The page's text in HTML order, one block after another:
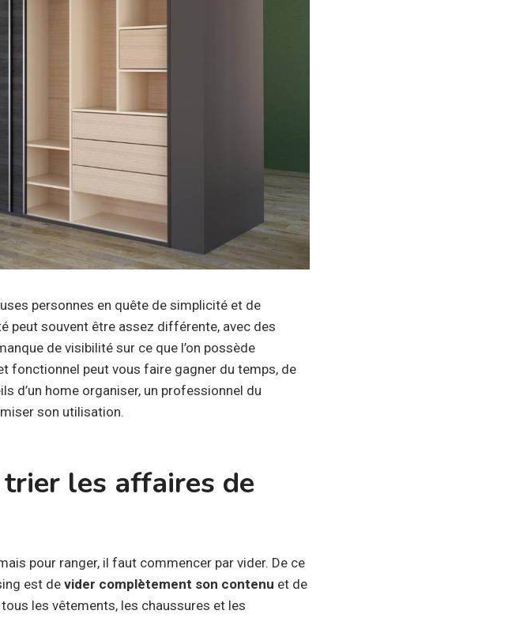
personnes en quête de simplicité et de
peut souvent être assez différente, avec des
de visibilité sur ce que l’on possède
fonctionnel peut vous faire gagner du temps, de
d’un home organiser, un professionnel du
son utilisation.
les affaires de
pour ranger, il faut commencer par vider. De ce
est devider complètement son contenu et de
les vêtements, les chaussures et les